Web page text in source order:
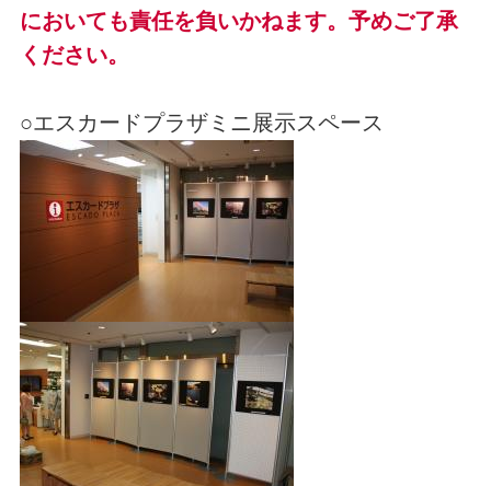
においても責任を負いかねます。予めご了承
ください。
○エスカードプラザミニ展示スペース